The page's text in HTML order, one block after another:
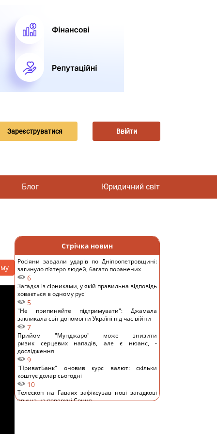
Зареєструватися Ввійти
Блог Юридичний світ
Стрічка новин
Росіяни завдали ударів по Дніпропетровщині:
загинуло пʼятеро людей, багато поранених
6
Загадка із сірниками, у якій правильна відповідь
ховається в одному русі
5
"Не припиняйте підтримувати": Джамала
закликала світ допомогти Україні під час війни
7
Прийом "Мунджаро" може знизити
ризик серцевих нападів, але є нюанс, -
дослідження
9
"ПриватБанк" оновив курс валют: скільки
коштує долар сьогодні
10
Телескоп на Гаваях зафіксував нові загадкові
явища на поверхні Сонця